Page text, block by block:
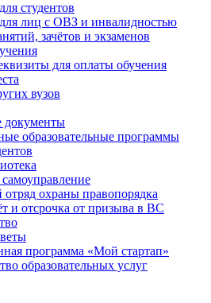
студентов
лиц с ОВЗ и инвалидностью
зачётов и экзаменов
для оплаты обучения
вузов
документы
образовательные программы
отряд охраны правопорядка
и отсрочка от призыва в ВС
программа «Мой стартап»
образовательных услуг